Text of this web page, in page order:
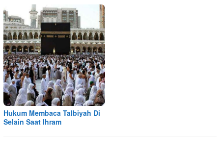
Hukum Membaca Talbiyah Di
Selain Saat Ihram